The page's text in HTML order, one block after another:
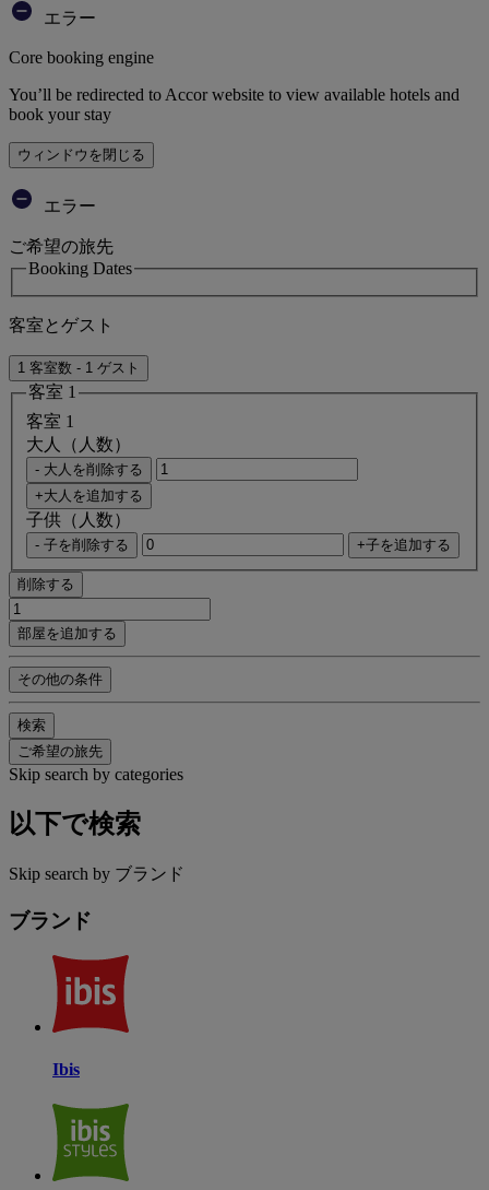
エラー
Core booking engine
You’ll be redirected to Accor website to view available hotels and
book your stay
ウィンドウを閉じる
エラー
ご希望の旅先
Booking Dates
客室とゲスト
1 客室数 - 1 ゲスト
客室 1
客室 1
大人（人数）
- 大人を削除する
+大人を追加する
子供（人数）
- 子を削除する +子を追加する
削除する
部屋を追加する
その他の条件
検索
ご希望の旅先
Skip search by categories
以下で検索
Skip search by ブランド
ブランド
Ibis